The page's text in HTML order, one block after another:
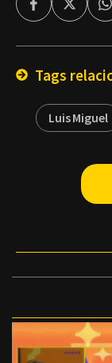
FacebookTwitter
Tags
Luis Miguel